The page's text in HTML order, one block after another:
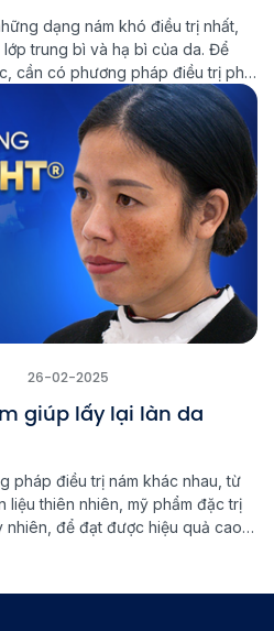
dạng nám khó điều trị nhất,
trung bì và hạ bì của da. Để
cần có phương pháp điều trị phù
chăm sóc da. Multi Light […]
26-02-2025
giúp lấy lại làn da
pháp điều trị nám khác nhau, từ
thiên nhiên, mỹ phẩm đặc trị
nhiên, để đạt được hiệu quả cao